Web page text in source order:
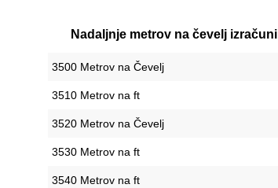
Nadaljnje metrov na čevelj izračuni
3500 Metrov na Čevelj
3510 Metrov na ft
3520 Metrov na Čevelj
3530 Metrov na ft
3540 Metrov na ft